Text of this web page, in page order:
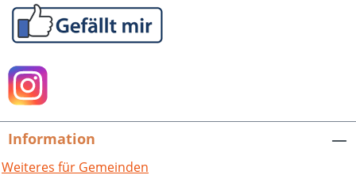
finanzielle, politische und wirtschaftliche
Rahmenbedingungen in den Blick
unterschiedlichen Reaktionen auf die
Veränderung der Kulturlandschaft
Information
Weiteres für Gemeinden